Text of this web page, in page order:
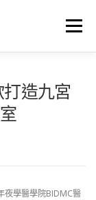
選單
造九宮
學醫學院BIDMC醫